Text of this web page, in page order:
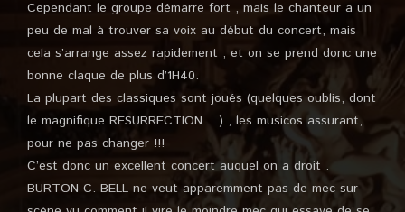
Cependant le groupe démarre fort , mais le chanteur a un
peu de mal à trouver sa voix au début du concert, mais
cela s’arrange assez rapidement , et on se prend donc une
bonne claque de plus d’1H40.
La plupart des classiques sont joués (quelques oublis, dont
le magnifique RESURRECTION .. ) , les musicos assurant,
pour ne pas changer !!!
C’est donc un excellent concert auquel on a droit .
BURTON C. BELL ne veut apparemment pas de mec sur